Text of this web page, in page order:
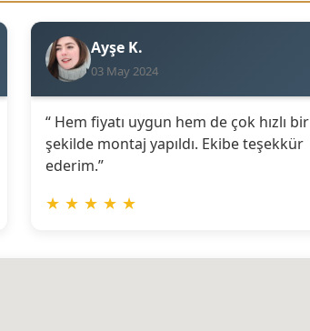
Ayşe K.
03 May 2024
“ Hem fiyatı uygun hem de çok hızlı bir
şekilde montaj yapıldı. Ekibe teşekkür
ederim.”
★ ★ ★ ★ ★